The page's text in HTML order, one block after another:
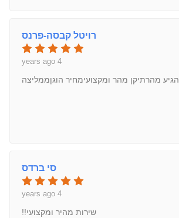
רויטל קבסה-פרנס
4 years ago
הגיע מהרתיקן מהר ומקצועימחיר הוגןממליצה
סי ברדס
4 years ago
שירות מהיר ומקצועי!!